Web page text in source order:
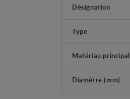
Désignation
Type
Matériau principal
Diamètre (mm)